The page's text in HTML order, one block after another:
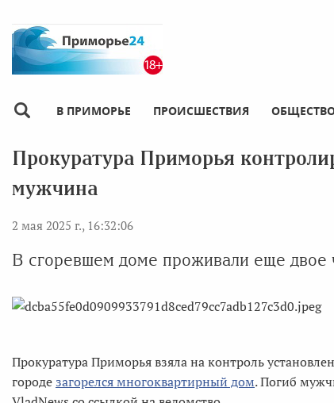
В ПРИМОРЬЕ ПРОИСШЕСТВИЯ
Прокуратура Приморья
мужчина
2 мая 2025 г., 16:32:06
В сгоревшем доме проживали еще двое
Прокуратура Приморья взяла на контроль
городе загорелся многоквартирный дом. Погиб